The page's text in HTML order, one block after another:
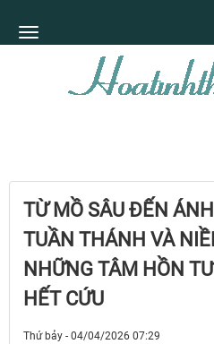
TỪ MỒ SÂU ĐẾN
TUẦN THÁNH VÀ
NHỮNG TÂM HỒN
HẾT CỨU
Thứ bảy - 04/04/2026 07:29